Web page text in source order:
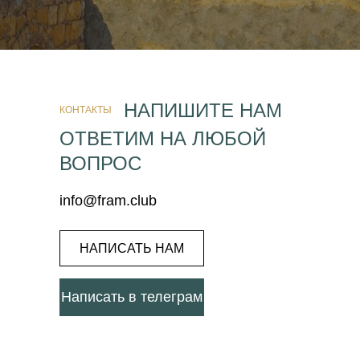
info@fram.club
НАПИСАТЬ НАМ
НАПИШИТЕ НАМ
ОТВЕТИМ НА ЛЮБОЙ
ВОПРОС
КОНТАКТЫ
Написать в телеграм